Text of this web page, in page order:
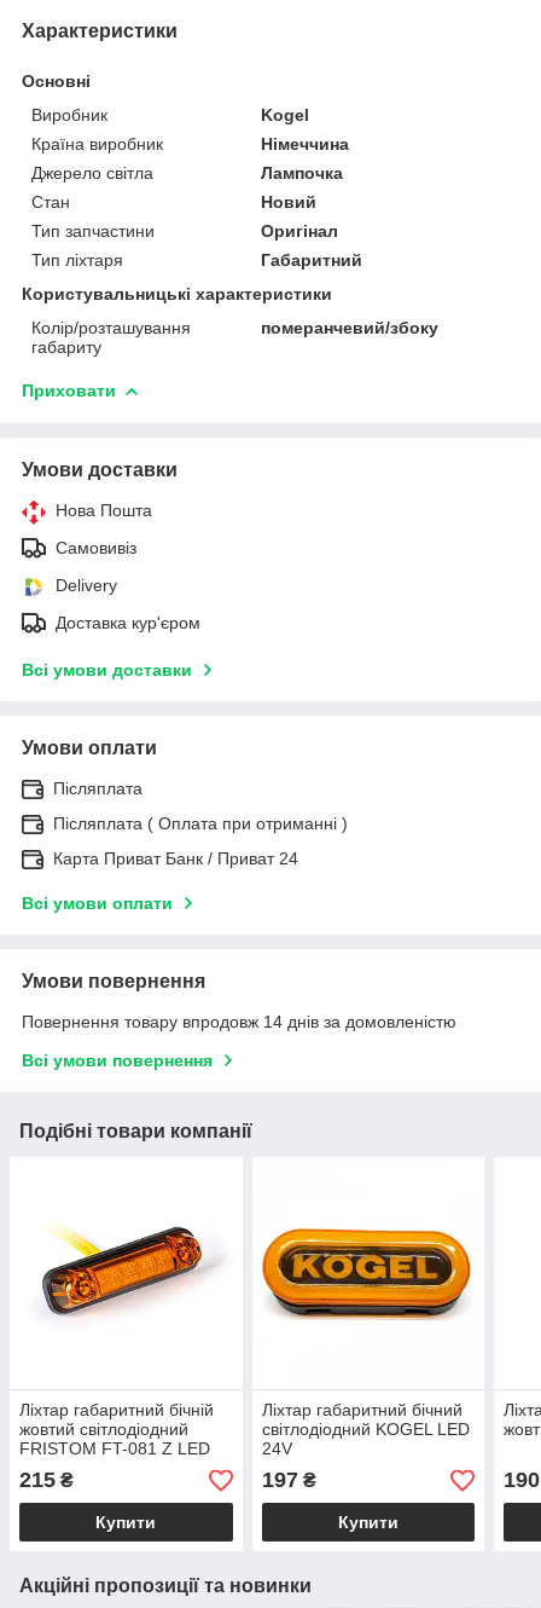
Характеристики
Основні
Виробник
Kogel
Країна виробник
Німеччина
Джерело світла
Лампочка
Стан
Новий
Тип запчастини
Оригінал
Тип ліхтаря
Габаритний
Користувальницькі характеристики
Колір/розташування
габариту
померанчевий/збоку
Приховати
Умови доставки
Нова Пошта
Самовивіз
Delivery
Доставка кур'єром
Всі умови доставки
Умови оплати
Післяплата
Післяплата ( Оплата при отриманні )
Карта Приват Банк / Приват 24
Всі умови оплати
Умови повернення
Повернення товару впродовж 14 днів за домовленістю
Всі умови повернення
Подібні товари компанії
Ліхтар габаритний бічній
жовтий світлодіодний
FRISTOM FT-081 Z LED
215 ₴
Купити
Ліхтар габаритний бічний
світлодіодний KOGEL LED
24V
197₴
Купити
190
Акційні пропозиції та новинки